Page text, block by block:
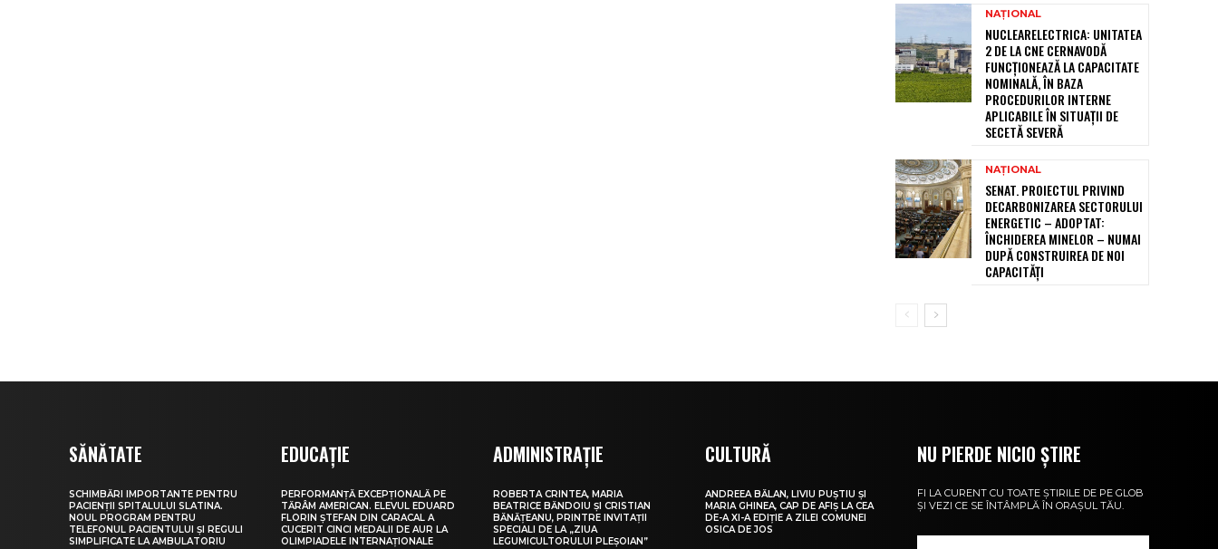
NAȚIONAL
NUCLEARELECTRICA: UNITATEA
2 DE LA CNE CERNAVODĂ
FUNCȚIONEAZĂ LA CAPACITATE
NOMINALĂ, ÎN BAZA
PROCEDURILOR INTERNE
APLICABILE ÎN SITUAȚII DE
SECETĂ SEVERĂ
NAȚIONAL
SENAT. PROIECTUL PRIVIND
DECARBONIZAREA SECTORULUI
ENERGETIC – ADOPTAT:
ÎNCHIDEREA MINELOR – NUMAI
DUPĂ CONSTRUIREA DE NOI
CAPACITĂȚI
SĂNĂTATE
SCHIMBĂRI IMPORTANTE PENTRU
PACIENȚII SPITALULUI SLATINA.
NOUL PROGRAM PENTRU
TELEFONUL PACIENTULUI ȘI REGULI
SIMPLIFICATE LA AMBULATORIU
EDUCAȚIE
PERFORMANȚĂ EXCEPȚIONALĂ PE
TĂRÂM AMERICAN. ELEVUL EDUARD
FLORIN ȘTEFAN DIN CARACAL A
CUCERIT CINCI MEDALII DE AUR LA
OLIMPIADELE INTERNAȚIONALE
ADMINISTRAȚIE
ROBERTA CRINTEA, MARIA
BEATRICE BĂNDOIU ȘI CRISTIAN
BĂNĂȚEANU, PRINTRE INVITAȚII
SPECIALI DE LA „ZIUA
LEGUMICULTORULUI PLEȘOIAN”
CULTURĂ
ANDREEA BĂLAN, LIVIU PUȘTIU ȘI
MARIA GHINEA, CAP DE AFIȘ LA CEA
DE-A XI-A EDIȚIE A ZILEI COMUNEI
OSICA DE JOS
NU PIERDE NICIO ȘTIRE
FI LA CURENT CU TOATE ȘTIRILE DE PE GLOB
ȘI VEZI CE SE ÎNTÂMPLĂ ÎN ORAȘUL TĂU.